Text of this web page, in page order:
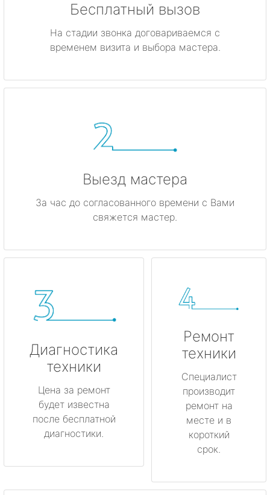
Бесплатный вызов
На стадии звонка договариваемся с
временем визита и выбора мастера.
Выезд мастера
За час до согласованного времени с Вами
свяжется мастер.
Диагностика
техники
Цена за ремонт
будет известна
после бесплатной
диагностики.
Ремонт
техники
Специалист
производит
ремонт на
месте и в
короткий
срок.